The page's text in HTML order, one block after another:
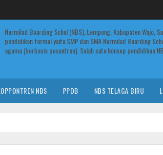
Nurmilad Boarding Schol (NBS), Lempong, Kabupaten Wajo,
pendidikan formal yaitu SMP dan SMA Nurmilad Boarding
agama (berbasis pesantren). Salah satu konsep pendidikan
NBS PPDB NBS TELAGA BIRU